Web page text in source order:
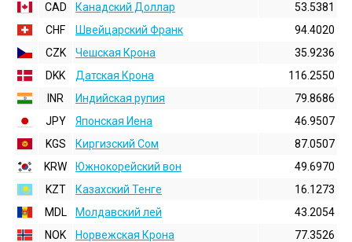
CAD
Канадский Доллар
53.5381
CHF
Швейцарский Франк
94.4020
CZK
Чешская Крона
35.9236
DKK
Датская Крона
116.2550
INR
Индийская pупия
79.8686
JPY
Японская Иена
46.9507
KGS
Киргизский Сом
87.0507
KRW
Южнокорейский вон
49.6970
KZT
Казахский Тенге
16.1273
MDL
Молдавский лей
43.2054
NOK
Норвежская Крона
77.3526